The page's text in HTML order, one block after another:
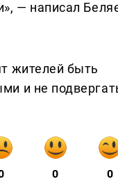
— написал
жителей быть
и не
0 0